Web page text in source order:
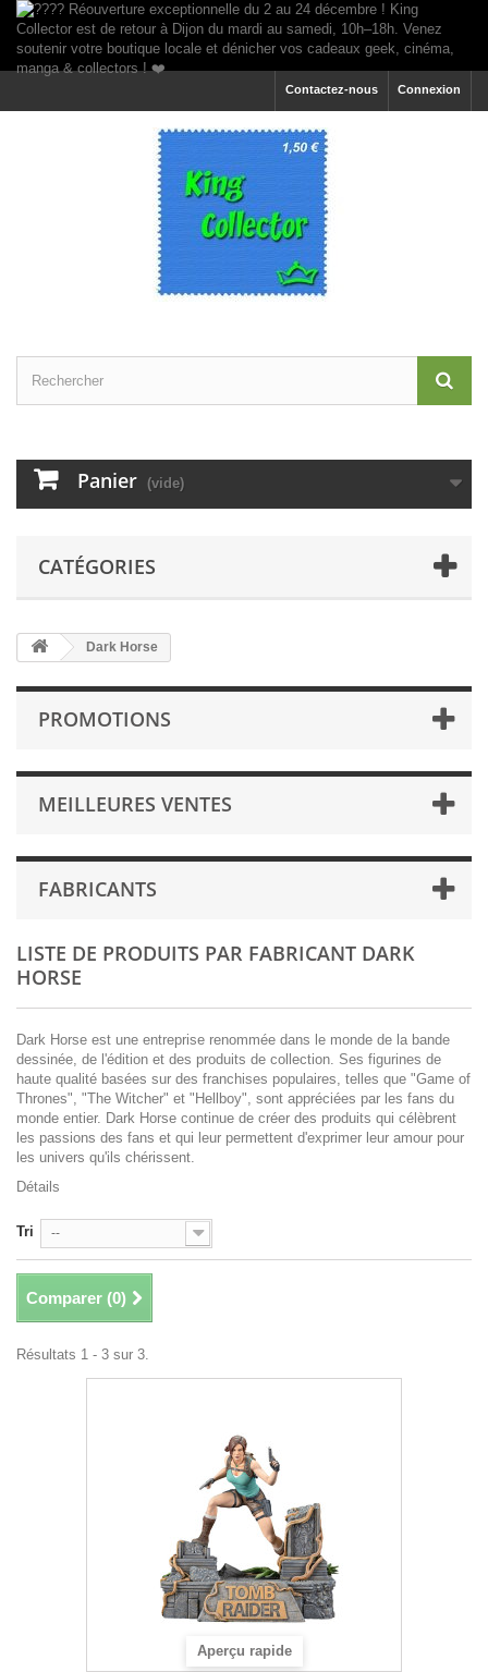
Connexion
Contactez-nous
Panier (vide)
CATÉGORIES
Dark Horse
PROMOTIONS
MEILLEURES VENTES
FABRICANTS
LISTE DE PRODUITS PAR FABRICANT DARK
HORSE
Dark Horse est une entreprise renommée dans le monde de la bande
dessinée, de l'édition et des produits de collection. Ses figurines de
haute qualité basées sur des franchises populaires, telles que "Game of
Thrones", "The Witcher" et "Hellboy", sont appréciées par les fans du
monde entier. Dark Horse continue de créer des produits qui célèbrent
les passions des fans et qui leur permettent d'exprimer leur amour pour
les univers qu'ils chérissent.
Détails
Tri --
Comparer (0)
Résultats 1 - 3 sur 3.
Aperçu rapide